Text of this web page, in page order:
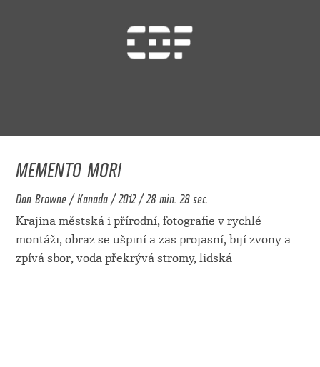
MEMENTO MORI
Dan Browne / Kanada / 2012 / 28 min. 28 sec.
Krajina městská i přírodní, fotografie v rychlé
montáži, obraz se ušpiní a zas projasní, bijí zvony a
zpívá sbor, voda překrývá stromy, lidská